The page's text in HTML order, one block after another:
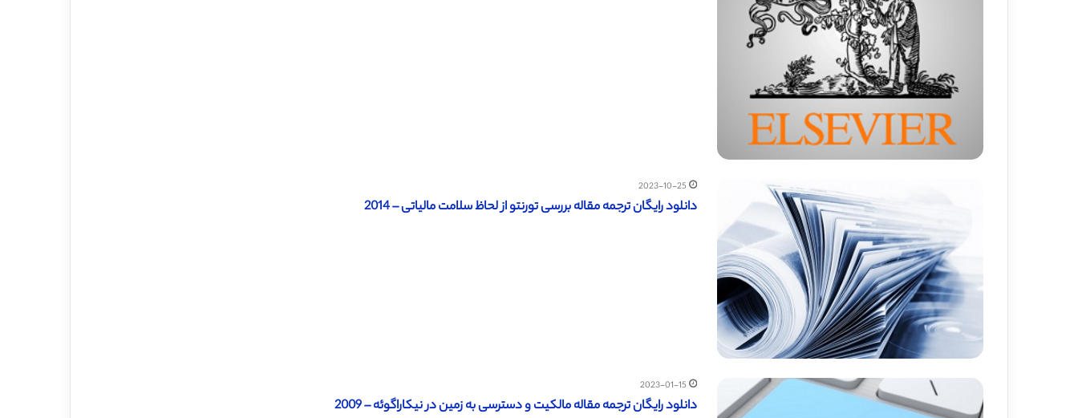
2023-10-25
دانلود رایگان ترجمه مقاله بررسی تورنتو از لحاظ سلامت مالیاتی – 2014
2023-01-15
دانلود رایگان ترجمه مقاله مالکیت و دسترسی به زمین در نیکاراگوئه – 2009